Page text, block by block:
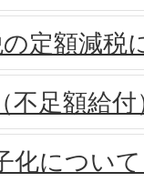
定額減税
不足額給付
化につい